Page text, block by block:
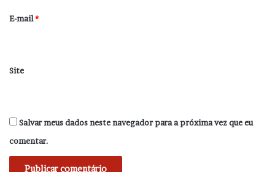
*
E-mail*
Site
Salvar meus dados neste navegador para a próxima vez que eu
comentar.